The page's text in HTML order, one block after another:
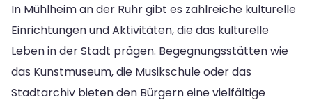
In Mühlheim an der Ruhr gibt es zahlreiche kulturelle
Einrichtungen und Aktivitäten, die das kulturelle
Leben in der Stadt prägen. Begegnungsstätten wie
das Kunstmuseum, die Musikschule oder das
Stadtarchiv bieten den Bürgern eine vielfältige